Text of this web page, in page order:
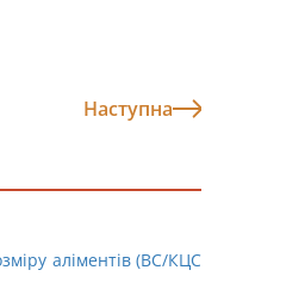
Наступна
аліментів (ВС/КЦС